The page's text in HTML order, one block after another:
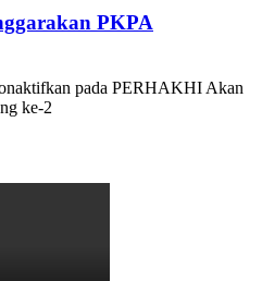
PKPA
pada PERHAKHI Akan
ke-2